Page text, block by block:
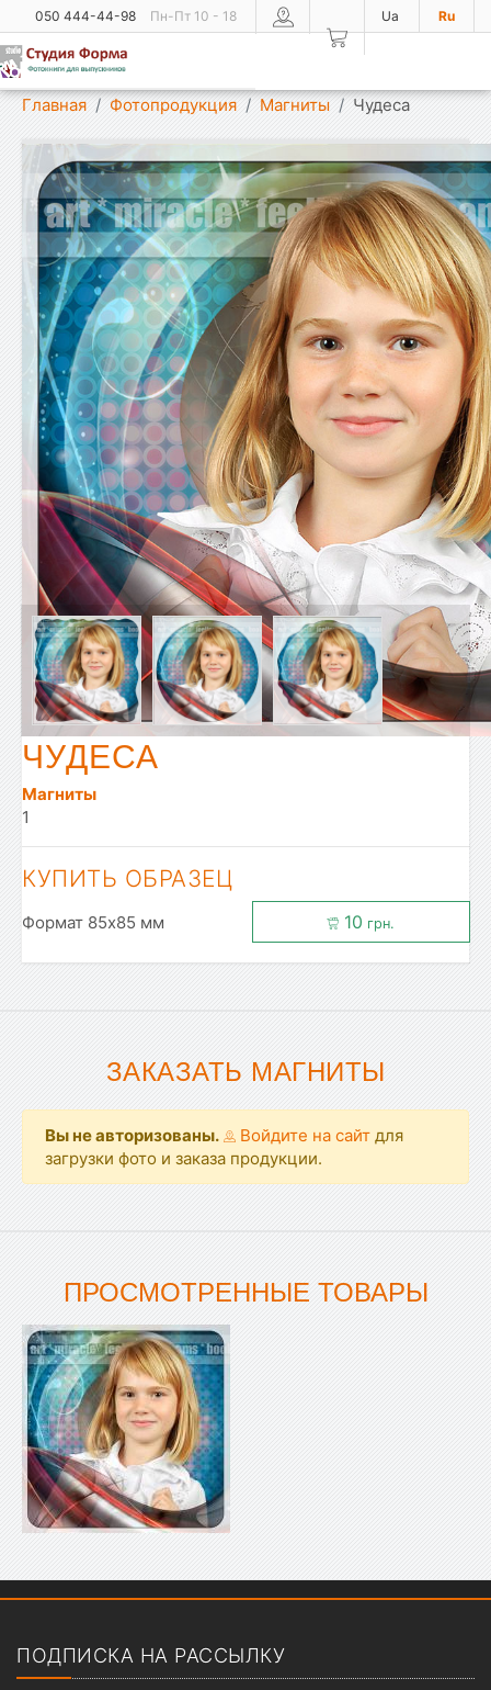
Ua Ru
050 444-44-98 Пн-Пт 10 - 18
Показать меню
Главная Фотопродукция Магниты Чудеса
ЧУДЕСА
Магниты
1
КУПИТЬ ОБРАЗЕЦ
Формат 85x85 мм 10 грн.
ЗАКАЗАТЬ МАГНИТЫ
Вы не авторизованы. Войдите на сайт для
загрузки фото и заказа продукции.
ПРОСМОТРЕННЫЕ ТОВАРЫ
ПОДПИСКА НА РАССЫЛКУ